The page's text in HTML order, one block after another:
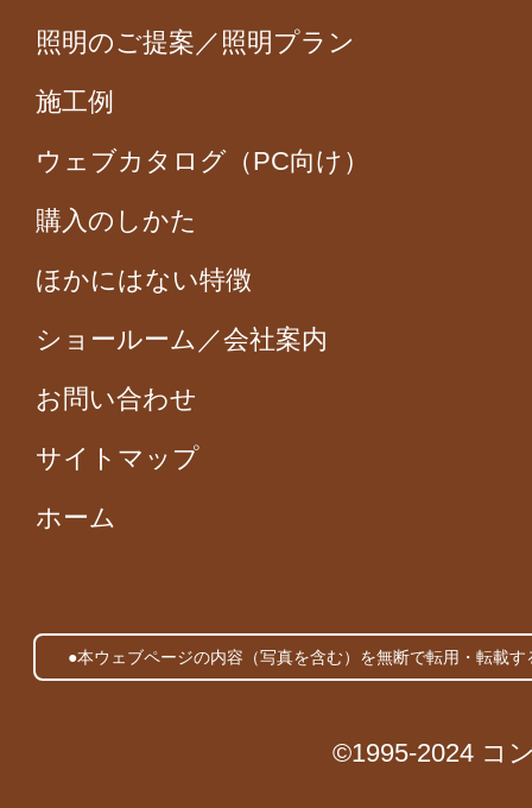
照明のご提案／照明プラン
施工例
ウェブカタログ（PC向け）
購入のしかた
ほかにはない特徴
ショールーム／会社案内
お問い合わせ
サイトマップ
ホーム
●本ウェブページの内容（写真を含む）を無断で転用・転載
©1995-2024 コ